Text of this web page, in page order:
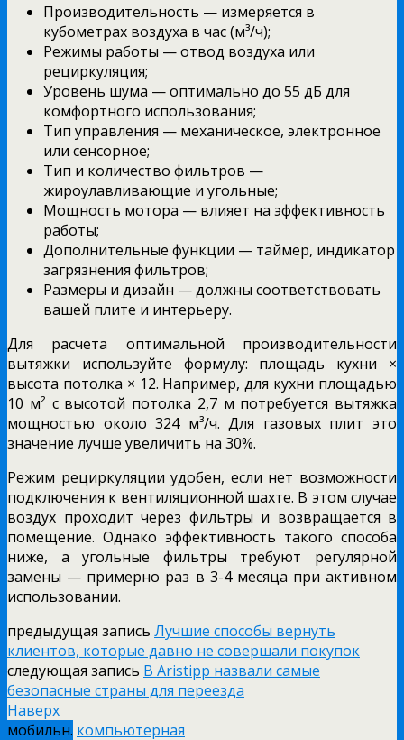
Производительность — измеряется в
кубометрах воздуха в час (м³/ч);
Режимы работы — отвод воздуха или
рециркуляция;
Уровень шума — оптимально до 55 дБ для
комфортного использования;
Тип управления — механическое, электронное
или сенсорное;
Тип и количество фильтров —
жироулавливающие и угольные;
Мощность мотора — влияет на эффективность
работы;
Дополнительные функции — таймер, индикатор
загрязнения фильтров;
Размеры и дизайн — должны соответствовать
вашей плите и интерьеру.
Для расчета оптимальной производительности
вытяжки используйте формулу: площадь кухни ×
высота потолка × 12. Например, для кухни площадью
10 м² с высотой потолка 2,7 м потребуется вытяжка
мощностью около 324 м³/ч. Для газовых плит это
значение лучше увеличить на 30%.
Режим рециркуляции удобен, если нет возможности
подключения к вентиляционной шахте. В этом случае
воздух проходит через фильтры и возвращается в
помещение. Однако эффективность такого способа
ниже, а угольные фильтры требуют регулярной
замены — примерно раз в 3-4 месяца при активном
использовании.
предыдущая запись Лучшие способы вернуть
клиентов, которые давно не совершали покупок
следующая запись В Aristipp назвали самые
безопасные страны для переезда
Наверх
мобильн. компьютерная